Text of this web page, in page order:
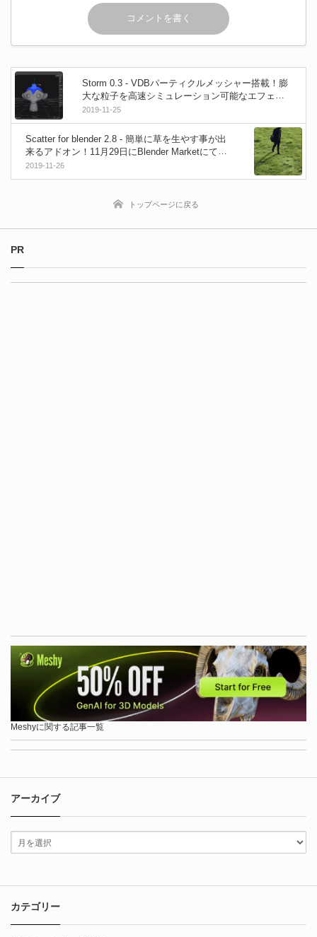
Storm 0.3 - VDBパーティクルメッシャー搭載！膨
大な粒子を高速シミュレーション可能なエフェク
トソフトがバージョンアップ！
2019-11-25
Scatter for blender 2.8 - 簡単に草を生やす事が出
来るアドオン！11月29日にBlender Marketにてリ
リース！セールあり
2019-11-26
トップページに戻る
PR
Meshyに関する記事一覧
アーカイブ
カテゴリー